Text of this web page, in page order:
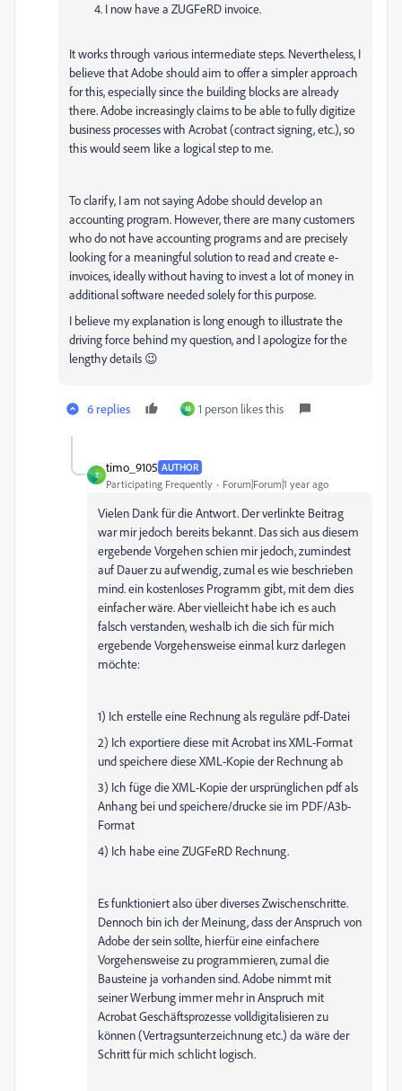
I now have a ZUGFeRD invoice.
It works through various intermediate steps. Nevertheless, I
believe that Adobe should aim to offer a simpler approach
for this, especially since the building blocks are already
there. Adobe increasingly claims to be able to fully digitize
business processes with Acrobat (contract signing, etc.), so
this would seem like a logical step to me.
To clarify, I am not saying Adobe should develop an
accounting program. However, there are many customers
who do not have accounting programs and are precisely
looking for a meaningful solution to read and create e-
invoices, ideally without having to invest a lot of money in
additional software needed solely for this purpose.
I believe my explanation is long enough to illustrate the
driving force behind my question, and I apologize for the
lengthy details 😉
6 replies M 1 person likes this
T
timo_9105 AUTHOR
Participating Frequently Forum|Forum|1 year ago
Vielen Dank für die Antwort. Der verlinkte Beitrag
war mir jedoch bereits bekannt. Das sich aus diesem
ergebende Vorgehen schien mir jedoch, zumindest
auf Dauer zu aufwendig, zumal es wie beschrieben
mind. ein kostenloses Programm gibt, mit dem dies
einfacher wäre. Aber vielleicht habe ich es auch
falsch verstanden, weshalb ich die sich für mich
ergebende Vorgehensweise einmal kurz darlegen
möchte:
1) Ich erstelle eine Rechnung als reguläre pdf-Datei
2) Ich exportiere diese mit Acrobat ins XML-Format
und speichere diese XML-Kopie der Rechnung ab
3) Ich füge die XML-Kopie der ursprünglichen pdf als
Anhang bei und speichere/drucke sie im PDF/A3b-
Format
4) Ich habe eine ZUGFeRD Rechnung.
Es funktioniert also über diverses Zwischenschritte.
Dennoch bin ich der Meinung, dass der Anspruch von
Adobe der sein sollte, hierfür eine einfachere
Vorgehensweise zu programmieren, zumal die
Bausteine ja vorhanden sind. Adobe nimmt mit
seiner Werbung immer mehr in Anspruch mit
Acrobat Geschäftsprozesse volldigitalisieren zu
können (Vertragsunterzeichnung etc.) da wäre der
Schritt für mich schlicht logisch.